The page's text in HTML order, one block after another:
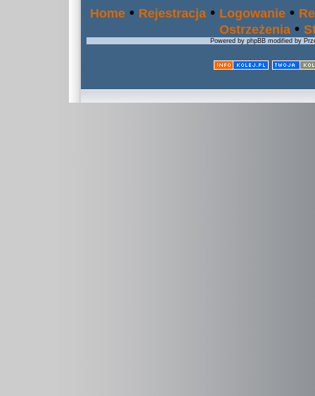
Home • Rejestracja • Logowanie •
Ostrzeżenia •
Powered by phpBB modified by